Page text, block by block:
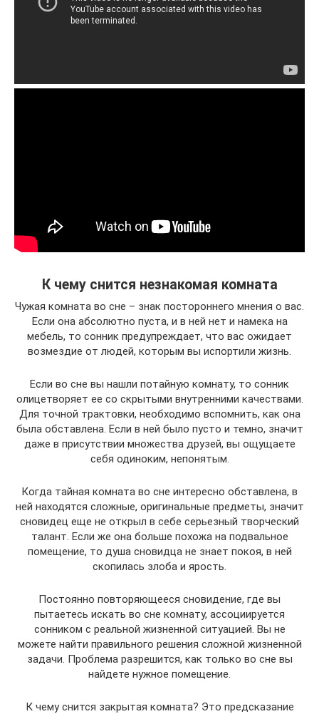
К чему снится незнакомая комната
Чужая комната во сне – знак постороннего мнения о вас.
Если она абсолютно пуста, и в ней нет и намека на
мебель, то сонник предупреждает, что вас ожидает
возмездие от людей, которым вы испортили жизнь.
Если во сне вы нашли потайную комнату, то сонник
олицетворяет ее со скрытыми внутренними качествами.
Для точной трактовки, необходимо вспомнить, как она
была обставлена. Если в ней было пусто и темно, значит
даже в присутствии множества друзей, вы ощущаете
себя одиноким, непонятым.
Когда тайная комната во сне интересно обставлена, в
ней находятся сложные, оригинальные предметы, значит
сновидец еще не открыл в себе серьезный творческий
талант. Если же она больше похожа на подвальное
помещение, то душа сновидца не знает покоя, в ней
скопилась злоба и ярость.
Постоянно повторяющееся сновидение, где вы
пытаетесь искать во сне комнату, ассоциируется
сонником с реальной жизненной ситуацией. Вы не
можете найти правильного решения сложной жизненной
задачи. Проблема разрешится, как только во сне вы
найдете нужное помещение.
К чему снится закрытая комната? Это предсказание